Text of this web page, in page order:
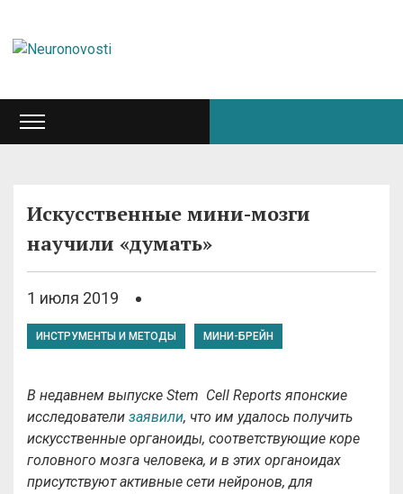
Искусственные мини-мозги
научили «думать»
1 июля 2019
ИНСТРУМЕНТЫ И МЕТОДЫ МИНИ-БРЕЙН
В недавнем выпуске Stem Cell Reports японские
исследователи заявили, что им удалось получить
искусственные органоиды, соответствующие коре
головного мозга человека, и в этих органоидах
присутствуют активные сети нейронов, для